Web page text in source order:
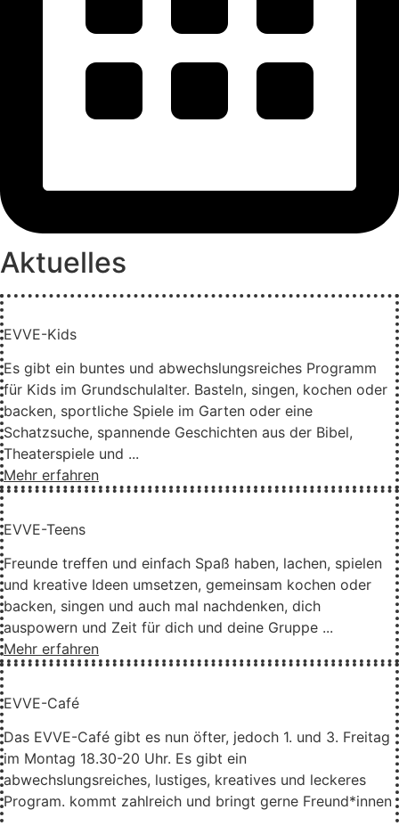
Aktuelles
EVVE-Kids
Es gibt ein buntes und abwechslungsreiches Programm
für Kids im Grundschulalter. Basteln, singen, kochen oder
backen, sportliche Spiele im Garten oder eine
Schatzsuche, spannende Geschichten aus der Bibel,
Theaterspiele und ...
Mehr erfahren
EVVE-Teens
Freunde treffen und einfach Spaß haben, lachen, spielen
und kreative Ideen umsetzen, gemeinsam kochen oder
backen, singen und auch mal nachdenken, dich
auspowern und Zeit für dich und deine Gruppe ...
Mehr erfahren
EVVE-Café
Das EVVE-Café gibt es nun öfter, jedoch 1. und 3. Freitag
im Montag 18.30-20 Uhr. Es gibt ein
abwechslungsreiches, lustiges, kreatives und leckeres
Program. kommt zahlreich und bringt gerne Freund*innen